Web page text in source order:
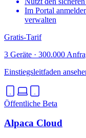
Im Portal
verwalten
Gratis-Tarif
3 Geräte · 300.000
Einstiegsleitfaden
Öffentliche Beta
Alpaca Cloud